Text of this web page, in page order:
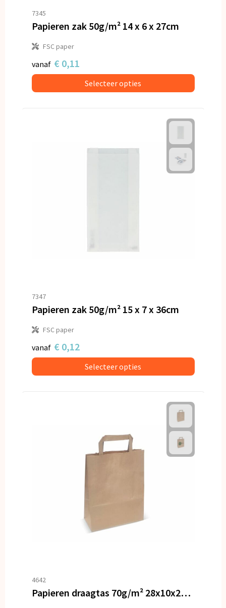
Spellen voor binnen en buiten
Vrije tijd en Strand
7345
Papieren zak 50g/m² 14 x 6 x 27cm
FSC paper
vanaf € 0,11
Selecteer opties
7347
Papieren zak 50g/m² 15 x 7 x 36cm
FSC paper
vanaf € 0,12
Selecteer opties
4642
Papieren draagtas 70g/m² 28x10x22cm